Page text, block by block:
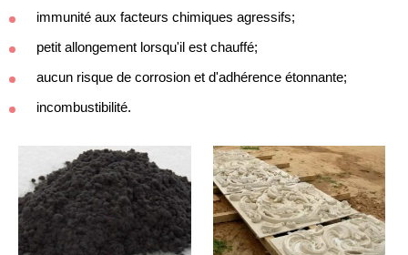
immunité aux facteurs chimiques agressifs;
petit allongement lorsqu'il est chauffé;
aucun risque de corrosion et d'adhérence étonnante;
incombustibilité.